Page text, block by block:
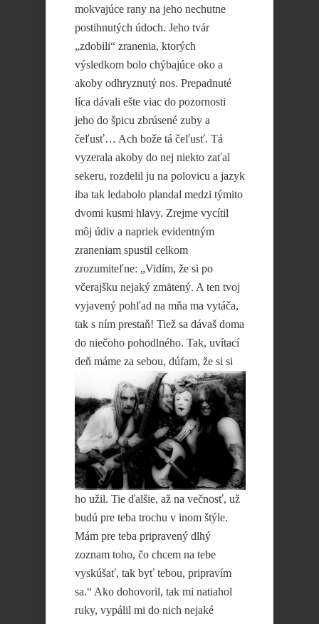
mokvajúce rany na jeho nechutne
postihnutých údoch. Jeho tvár
„zdobili“ zranenia, ktorých
výsledkom bolo chýbajúce oko a
akoby odhryznutý nos. Prepadnuté
líca dávali ešte viac do pozornosti
jeho do špicu zbrúsené zuby a
čeľusť… Ach bože tá čeľusť. Tá
vyzerala akoby do nej niekto zaťal
sekeru, rozdelil ju na polovicu a jazyk
iba tak ledabolo plandal medzi týmito
dvomi kusmi hlavy. Zrejme vycítil
môj údiv a napriek evidentným
zraneniam spustil celkom
zrozumiteľne: „Vidím, že si po
včerajšku nejaký zmätený. A ten tvoj
vyjavený pohľad na mňa ma vytáča,
tak s ním prestaň! Tiež sa dávaš doma
do niečoho pohodlného. Tak, uvítací
deň máme za sebou, dúfam, že si si
ho užil. Tie ďalšie, až na večnosť, už
budú pre teba trochu v inom štýle.
Mám pre teba pripravený dlhý
zoznam toho, čo chcem na tebe
vyskúšať, tak byť tebou, pripravím
sa.“ Ako dohovoril, tak mi natiahol
ruky, vypálil mi do nich nejaké